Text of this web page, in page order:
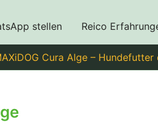
stellen Reico
Cura Alge – Hundefutter